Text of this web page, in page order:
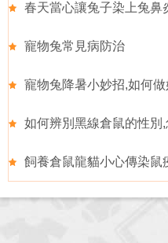
春天當心讓兔子染上兔鼻
寵物兔常見病防治
寵物兔降暑小妙招,如何
如何辨別黑線倉鼠的性別
飼養倉鼠龍貓小心傳染鼠